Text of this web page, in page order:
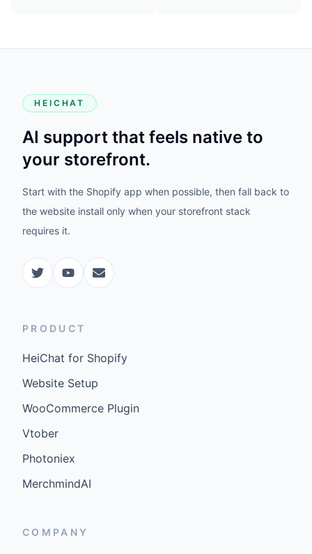
HEICHAT
AI support that feels native to
your storefront.
Start with the Shopify app when possible, then fall back to
the website install only when your storefront stack
requires it.
PRODUCT
HeiChat for Shopify
Website Setup
WooCommerce Plugin
Vtober
Photoniex
MerchmindAI
COMPANY